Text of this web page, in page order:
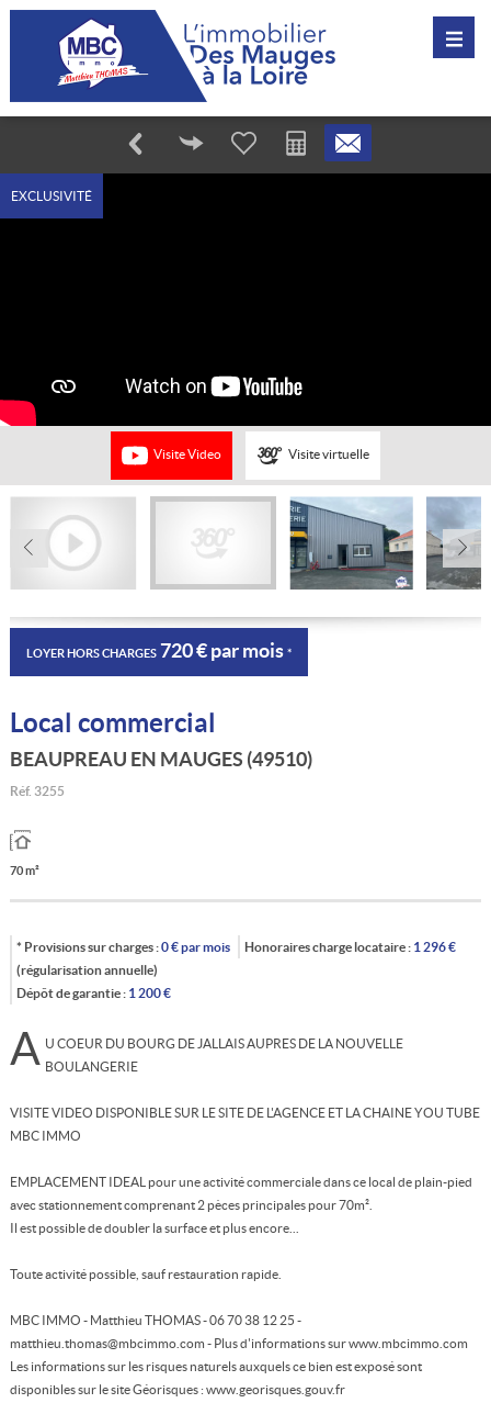
EXCLUSIVITÉ
Visite Video Visite virtuelle
LOYER HORS CHARGES720 € par mois *
Local commercial
BEAUPREAU EN MAUGES (49510)
Réf. 3255
70 m²
* Provisions sur charges :0€ par mois
(régularisation annuelle)
Honoraires charge locataire : 1 296€
Dépôt de garantie : 1 200€
A U COEUR DU BOURG DE JALLAIS AUPRES DE LA NOUVELLE
BOULANGERIE
VISITE VIDEO DISPONIBLE SUR LE SITE DE L'AGENCE ET LA CHAINE YOU TUBE
MBC IMMO
EMPLACEMENT IDEAL pour une activité commerciale dans ce local de plain-pied
avec stationnement comprenant 2 pèces principales pour 70m².
Il est possible de doubler la surface et plus encore...
Toute activité possible, sauf restauration rapide.
MBC IMMO - Matthieu THOMAS - 06 70 38 12 25 -
matthieu.thomas@mbcimmo.com - Plus d'informations sur www.mbcimmo.com
Les informations sur les risques naturels auxquels ce bien est exposé sont
disponibles sur le site Géorisques : www.georisques.gouv.fr